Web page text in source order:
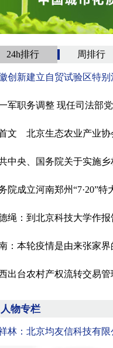
24h排行 周排行
创新建立自贸试验区特别
军职务调整 现任司法部
文 北京生态农业产业协
中央、国务院关于实施
院成立河南郑州“7·20”特
绳：到北京科技大学作报
：本轮疫情是由来张家界
出台农村产权流转交易管
人物专栏